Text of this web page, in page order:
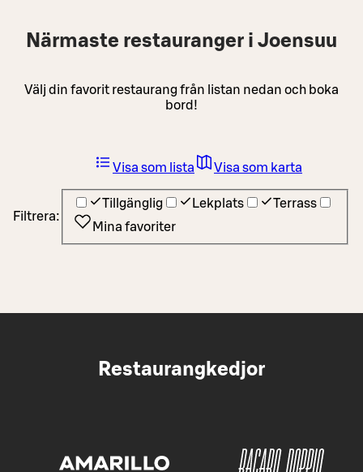
Närmaste restauranger i Joensuu
Välj din favorit restaurang från listan nedan och boka
bord!
Filtrera:
Tillgänglig Lekplats
Terrass
Mina favoriter
Visa som lista Visa som karta
Restaurangkedjor